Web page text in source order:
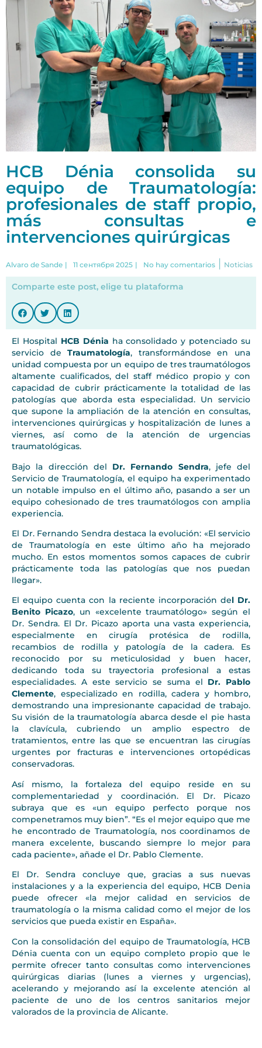
HCB Dénia consolida su
equipo de Traumatología:
profesionales de staff propio,
más consultas e
intervenciones quirúrgicas
Alvaro de Sande | 11 сентября 2025 | No hay comentarios Noticias
Comparte este post, elige tu plataforma
El Hospital HCB Dénia ha consolidado y potenciado su
servicio deTraumatología, transformándose en una
unidad compuesta por un equipo de tres traumatólogos
altamente cualificados, del staff médico propio y con
capacidad de cubrir prácticamente la totalidad de las
patologías que aborda esta especialidad. Un servicio
que supone la ampliación de la atención en consultas,
intervenciones quirúrgicas y hospitalización de lunes a
viernes, así como de la atención de urgencias
traumatológicas.
Bajo la dirección del Dr. Fernando Sendra, jefe del
Servicio de Traumatología, el equipo ha experimentado
un notable impulso en el último año, pasando a ser un
equipo cohesionado de tres traumatólogos con amplia
experiencia.
El Dr. Fernando Sendra destaca la evolución: «El servicio
de Traumatología en este último año ha mejorado
mucho. En estos momentos somos capaces de cubrir
prácticamente toda las patologías que nos puedan
llegar».
El equipo cuenta con la reciente incorporación del Dr.
Benito Picazo, un «excelente traumatólogo» según el
Dr. Sendra. El Dr. Picazo aporta una vasta experiencia,
especialmente en cirugía protésica de rodilla,
recambios de rodilla y patología de la cadera. Es
reconocido por su meticulosidad y buen hacer,
dedicando toda su trayectoria profesional a estas
especialidades. A este servicio se suma el Dr. Pablo
Clemente, especializado en rodilla, cadera y hombro,
demostrando una impresionante capacidad de trabajo.
Su visión de la traumatología abarca desde el pie hasta
la clavícula, cubriendo un amplio espectro de
tratamientos, entre las que se encuentran las cirugías
urgentes por fracturas e intervenciones ortopédicas
conservadoras.
Así mismo, la fortaleza del equipo reside en su
complementariedad y coordinación. El Dr. Picazo
subraya que es «un equipo perfecto porque nos
compenetramos muy bien”. “Es el mejor equipo que me
he encontrado de Traumatología, nos coordinamos de
manera excelente, buscando siempre lo mejor para
cada paciente», añade el Dr. Pablo Clemente.
El Dr. Sendra concluye que, gracias a sus nuevas
instalaciones y a la experiencia del equipo, HCB Denia
puede ofrecer «la mejor calidad en servicios de
traumatología o la misma calidad como el mejor de los
servicios que pueda existir en España».
Con la consolidación del equipo de Traumatología, HCB
Dénia cuenta con un equipo completo propio que le
permite ofrecer tanto consultas como intervenciones
quirúrgicas diarias (lunes a viernes y urgencias),
acelerando y mejorando así la excelente atención al
paciente de uno de los centros sanitarios mejor
valorados de la provincia de Alicante.